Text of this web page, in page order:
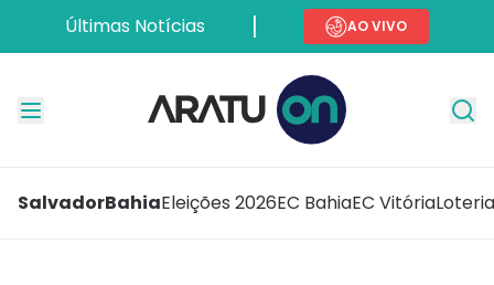
Últimas Notícias AO VIVO
SalvadorBahiaEleições 2026EC BahiaEC Vitória